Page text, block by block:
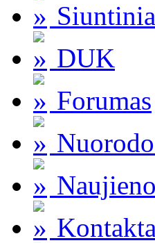
DUK
Forumas